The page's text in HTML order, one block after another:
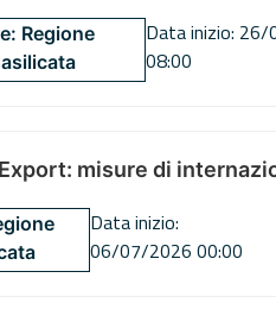
Regione
Data inizio:
08:00
misure di
Data inizio:
06/07/2026 00:00